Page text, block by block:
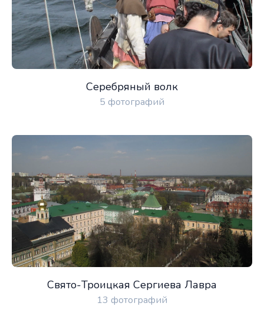
Серебряный волк
5 фотографий
Свято-Троицкая Сергиева Лавра
13 фотографий